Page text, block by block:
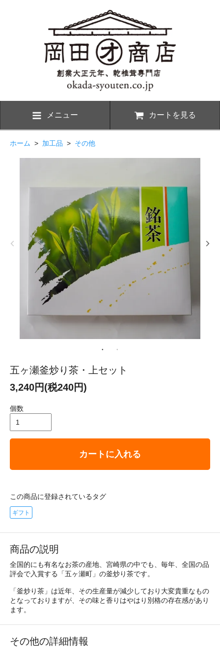
メニュー カートを見る
ホーム > 加工品 > その他
五ヶ瀬釜炒り茶・上セット
3,240円(税240円)
個数
カートに入れる
この商品に登録されているタグ
ギフト
商品の説明
全国的にも有名なお茶の産地、宮崎県の中でも、毎年、全国の品
評会で入賞する「五ヶ瀬町」の釜炒り茶です。
「釜炒り茶」は近年、その生産量が減少しており大変貴重なもの
となっておりますが、その味と香りはやはり別格の存在感があり
ます。
その他の詳細情報